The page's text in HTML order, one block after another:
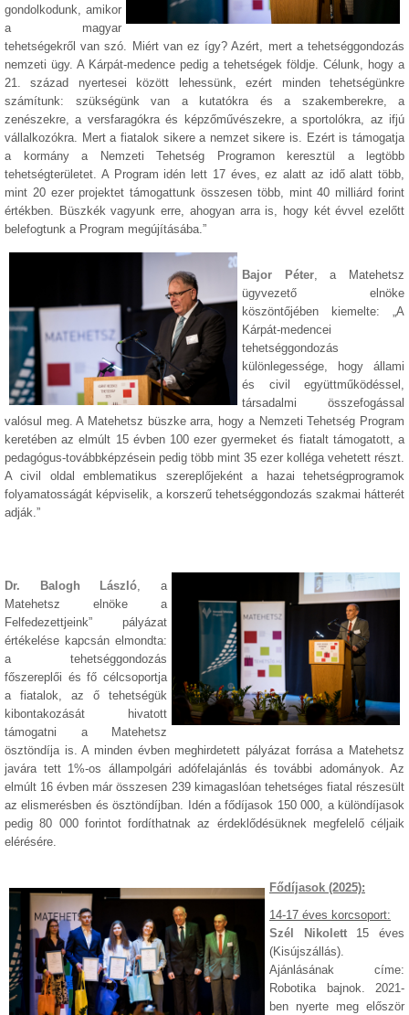
gondolkodunk, amikor
a magyar
tehetségekről van szó. Miért van ez így? Azért, mert a tehetséggondozás
nemzeti ügy. A Kárpát-medence pedig a tehetségek földje. Célunk, hogy a
21. század nyertesei között lehessünk, ezért minden tehetségünkre
számítunk: szükségünk van a kutatókra és a szakemberekre, a
zenészekre, a versfaragókra és képzőművészekre, a sportolókra, az ifjú
vállalkozókra. Mert a fiatalok sikere a nemzet sikere is. Ezért is támogatja
a kormány a Nemzeti Tehetség Programon keresztül a legtöbb
tehetségterületet. A Program idén lett 17 éves, ez alatt az idő alatt több,
mint 20 ezer projektet támogattunk összesen több, mint 40 milliárd forint
értékben. Büszkék vagyunk erre, ahogyan arra is, hogy két évvel ezelőtt
belefogtunk a Program megújításába.”
Bajor Péter, a Matehetsz
ügyvezető elnöke
köszöntőjében kiemelte: „A
Kárpát-medencei
tehetséggondozás
különlegessége, hogy állami
és civil együttműködéssel,
társadalmi összefogással
valósul meg. A Matehetsz büszke arra, hogy a Nemzeti Tehetség Program
keretében az elmúlt 15 évben 100 ezer gyermeket és fiatalt támogatott, a
pedagógus-továbbképzésein pedig több mint 35 ezer kolléga vehetett részt.
A civil oldal emblematikus szereplőjeként a hazai tehetségprogramok
folyamatosságát képviselik, a korszerű tehetséggondozás szakmai hátterét
adják.”
Dr. Balogh László, a
Matehetsz elnöke a
Felfedezettjeink” pályázat
értékelése kapcsán elmondta:
a tehetséggondozás
főszereplői és fő célcsoportja
a fiatalok, az ő tehetségük
kibontakozását hivatott
támogatni a Matehetsz
ösztöndíja is. A minden évben meghirdetett pályázat forrása a Matehetsz
javára tett 1%-os állampolgári adófelajánlás és további adományok. Az
elmúlt 16 évben már összesen 239 kimagaslóan tehetséges fiatal részesült
az elismerésben és ösztöndíjban. Idén a fődíjasok 150 000, a különdíjasok
pedig 80 000 forintot fordíthatnak az érdeklődésüknek megfelelő céljaik
elérésére.
Fődíjasok (2025):
14-17 éves korcsoport:
Szél Nikolett15 éves
(Kisújszállás).
Ajánlásának címe:
Robotika bajnok. 2021-
ben nyerte meg először